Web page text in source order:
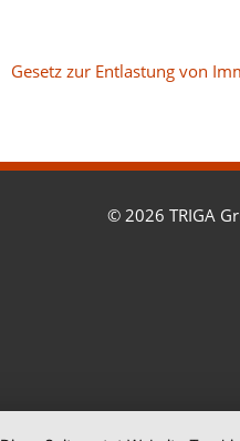
Gesetz zur Entlastung von
© 2026 TRIGA